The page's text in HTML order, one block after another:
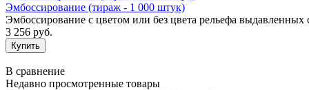
Эмбоссирование (тираж - 1 000 штук)
Эмбоссирование с цветом или без цвета рельефа выдавленных
3 256 руб.
В сравнение
Недавно просмотренные товары